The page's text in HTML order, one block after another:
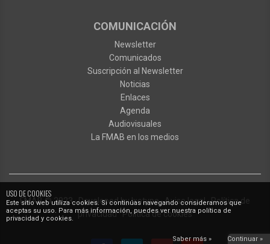
USO DE COOKIES
Este sitio web utiliza cookies. Si continúas navegando consideramos que
aceptas su uso. Para más información, puedes ver nuestra política de
privacidad y cookies.
Saber más » Continuar »
COMUNICACIÓN
Newsletter
Comunicados
Suscripción al Newsletter
Noticias
Enlaces
Agenda
Audiovisuales
La FMAB en los medios
FMAB© 2023·Developed byIxotype·Aviso legal·Política de
privacidad·Política de cookies